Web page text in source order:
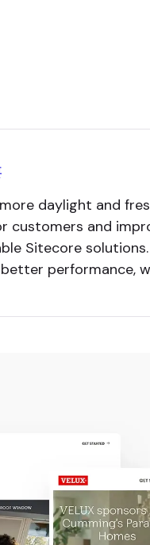
daylight and
and
Sitecore
performance,